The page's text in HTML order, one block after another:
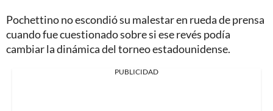
Pochettino no escondió su malestar en rueda de prensa
cuando fue cuestionado sobre si ese revés podía
cambiar la dinámica del torneo estadounidense.
PUBLICIDAD